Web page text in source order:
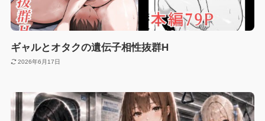
ギャルとオタクの遺伝子相性抜群H
2026年6月17日